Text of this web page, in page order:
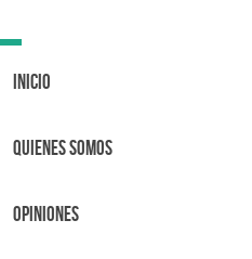
Toggle
Inicio
Quienes Somos
OPINIONES